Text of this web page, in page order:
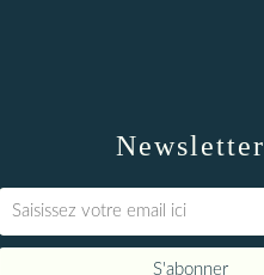
Newsletter